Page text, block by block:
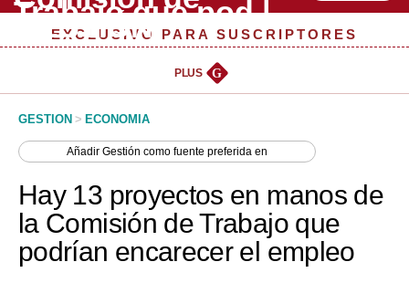
Management & Empleo
Perú
Política
EXCLUSIVO PARA SUSCRIPTORES
PLUS G
GESTION > ECONOMIA
AñadirGestión como fuente preferida en
Hay 13 proyectos en manos de
la Comisión de Trabajo que
podrían encarecer el empleo